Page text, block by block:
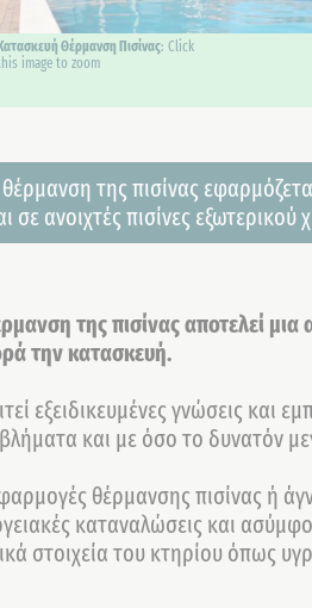
Κατασκευή Θέρμανση Πισίνας: Click
image to zoom
της πισίνας
σε ανοιχτές πισίνες
της πισίνας αποτελεί
την κατασκευή.
εξειδικευμένες γνώσεις και
και με όσο το δυνατόν
θέρμανσης πισίνας ή
καταναλώσεις και
στοιχεία του κτηρίου όπως